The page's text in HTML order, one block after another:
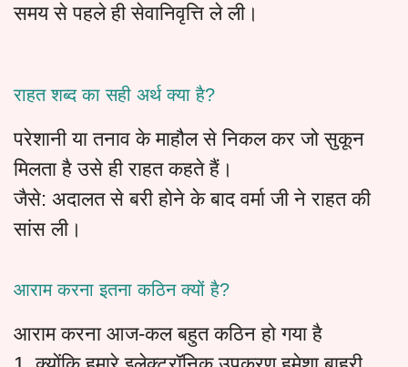
समय से पहले ही सेवानिवृत्ति ले ली।
राहत शब्द का सही अर्थ क्या है?
परेशानी या तनाव के माहौल से निकल कर जो सुकून
मिलता है उसे ही राहत कहते हैं।
जैसे: अदालत से बरी होने के बाद वर्मा जी ने राहत की
सांस ली।
आराम करना इतना कठिन क्यों है?
आराम करना आज-कल बहुत कठिन हो गया है